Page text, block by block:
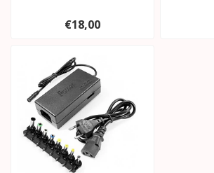
€18,00